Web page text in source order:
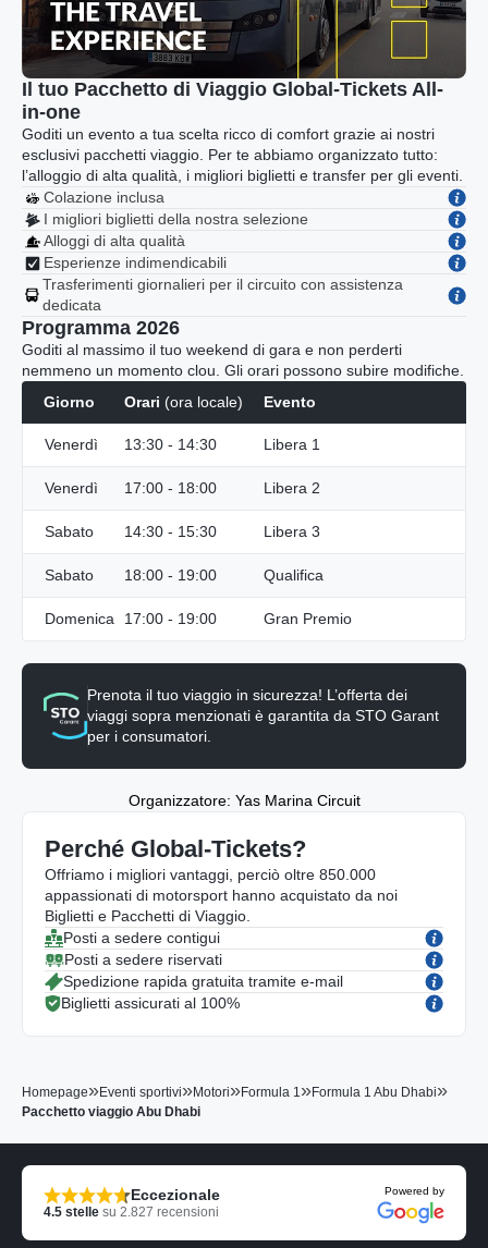
Il tuo Pacchetto di Viaggio Global-Tickets All-
in-one
Goditi un evento a tua scelta ricco di comfort grazie ai nostri
esclusivi pacchetti viaggio. Per te abbiamo organizzato tutto:
l’alloggio di alta qualità, i migliori biglietti e transfer per gli eventi.
Colazione inclusa
I migliori biglietti della nostra selezione
Alloggi di alta qualità
Esperienze indimendicabili
Trasferimenti giornalieri per il circuito con assistenza
dedicata
Programma 2026
Goditi al massimo il tuo weekend di gara e non perderti
nemmeno un momento clou. Gli orari possono subire modifiche.
Giorno
Orari (ora locale) Evento
Venerdì 13:30 - 14:30 Libera 1
Venerdì 17:00 - 18:00 Libera 2
Sabato 14:30 - 15:30 Libera 3
Sabato 18:00 - 19:00 Qualifica
Domenica 17:00 - 19:00 Gran Premio
Prenota il tuo viaggio in sicurezza! L’offerta dei
viaggi sopra menzionati è garantita da STO Garant
per i consumatori.
Organizzatore: Yas Marina Circuit
Perché Global-Tickets?
Offriamo i migliori vantaggi, perciò oltre 850.000
appassionati di motorsport hanno acquistato da noi
Biglietti e Pacchetti di Viaggio.
Posti a sedere contigui
Posti a sedere riservati
Spedizione rapida gratuita tramite e-mail
Biglietti assicurati al 100%
Homepage»Eventi sportivi»Motori»Formula 1»Formula 1 Abu Dhabi»
Pacchetto viaggio Abu Dhabi
Eccezionale
4.5 stelle su 2.827 recensioni
Powered by